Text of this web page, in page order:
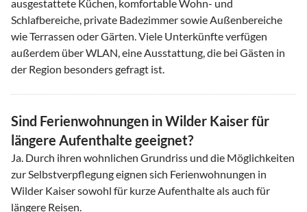
ausgestattete Küchen, komfortable Wohn- und
Schlafbereiche, private Badezimmer sowie Außenbereiche
wie Terrassen oder Gärten. Viele Unterkünfte verfügen
außerdem über WLAN, eine Ausstattung, die bei Gästen in
der Region besonders gefragt ist.
Sind Ferienwohnungen in Wilder Kaiser für
längere Aufenthalte geeignet?
Ja. Durch ihren wohnlichen Grundriss und die Möglichkeiten
zur Selbstverpflegung eignen sich Ferienwohnungen in
Wilder Kaiser sowohl für kurze Aufenthalte als auch für
längere Reisen.